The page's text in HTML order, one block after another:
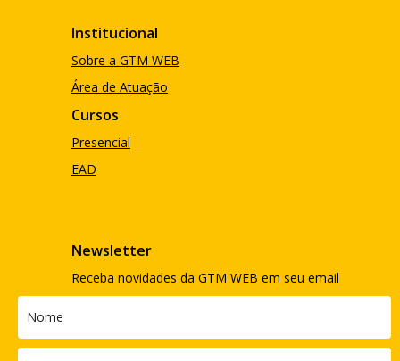
Institucional
Sobre a GTM WEB
Área de Atuação
Cursos
Presencial
EAD
Newsletter
Receba novidades da GTM WEB em seu email